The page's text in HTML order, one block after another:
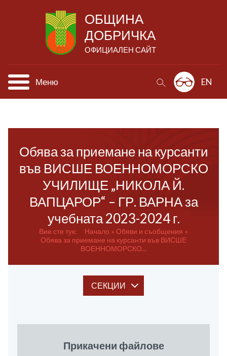
ОБЩИНА
ДОБРИЧКА
ОФИЦИАЛЕН САЙТ
Меню EN
Обява за приемане на курсанти
във ВИСШЕ ВОЕННОМОРСКО
УЧИЛИЩЕ „НИКОЛА Й.
ВАПЦАРОР“ – ГР. ВАРНА за
учебната 2023-2024 г.
Вие сте тук: Начало
Обяви и съобщения
Обява за приемане на курсанти във ВИСШЕ
ВОЕННОМОРСКО...
СЕКЦИИ
Прикачени файлове